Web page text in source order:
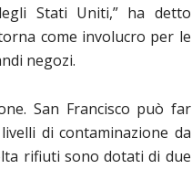
Stati Uniti,” ha detto
come involucro per le
negozi.
San Francisco può far
di contaminazione da
rifiuti sono dotati di due